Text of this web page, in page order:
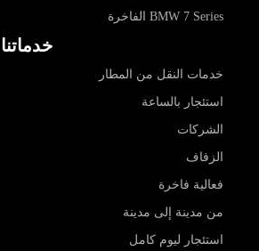
BMW 7 Series الفاخرة
خدماتنا
خدمات النقل من المطار
استئجار بالساعة
الشركات
الزفاف
فعالية فاخرة
من مدينة إلى مدينة
استئجار ليوم كامل